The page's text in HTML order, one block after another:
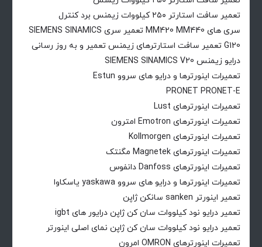
تعمیر سافت استارتر ۲۵۰ کیلووات زیمنس برد کنترل
سری های MM420 MM440 تعمیر سری SIEMENS SINAMICS
G120 تعمیر سافت استارترهای زیمنس تعمیر و به روز رسانی
درایو زیمنس SIEMENS SINAMICS V20
تعمیرات اینورترها و درایو های سروو Estun
PRONET PRONET-E
تعمیرات اینورترهای Lust
تعمیرات اینورترهای Emotron امترون
تعمیرات اینورترهای Kollmorgen
تعمیرات اینورترهای Magnetek مگنتک
تعمیرات اینورترهای Danfoss دانفوس
تعمیرات اینورترها و درایو های سروو yaskawa یاسکاوا
تعمیر اینورتر sanken سانکن ژاپن
تعمیر درایو نود کیلووات سان کن ژاپن درایور های igbt
تعمیر درایو نود کیلووات سان کن ژاپن نمای اصلی اینورتر
تعمیرات اینورترهای OMRON امرون